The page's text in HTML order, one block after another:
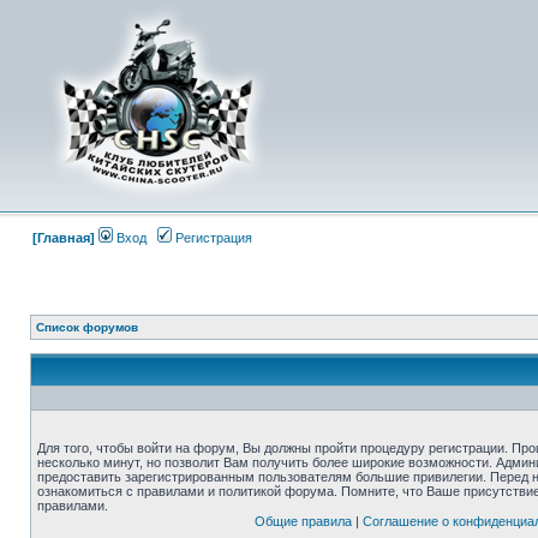
[Главная] Вход Регистрация
Список форумов
Для того, чтобы войти на форум, Вы должны пройти процедуру регистрации.
несколько минут, но позволит Вам получить более широкие возможности.
предоставить зарегистрированным пользователям большие привилегии.
ознакомиться с правилами и политикой форума. Помните, что Ваше
правилами.
Общие правила| Соглашение о